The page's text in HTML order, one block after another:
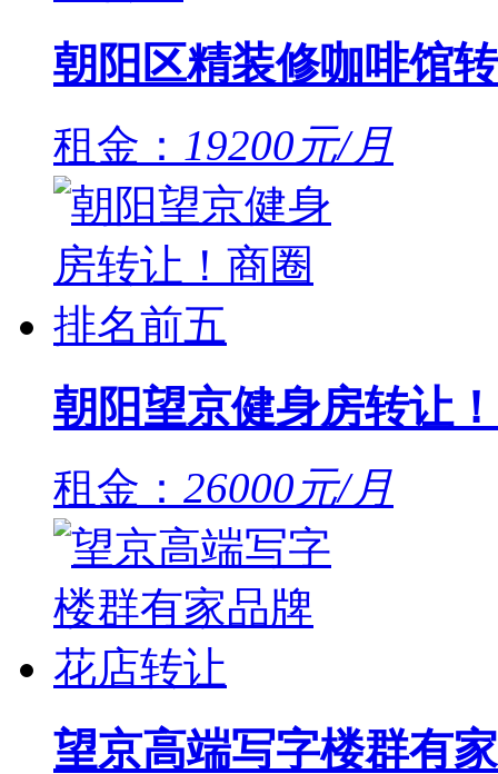
朝阳区精装修咖啡馆
租金： 19200元/月
朝阳望京健身房转让
租金： 26000元/月
望京高端写字楼群有